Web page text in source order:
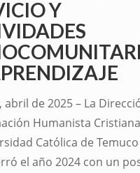
Y
abril de 2025 – La
Humanista
Católica de Temuco
el año 2024 con un